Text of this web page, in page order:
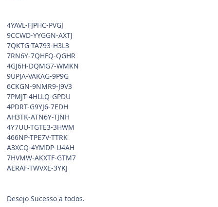
4YAVL-FJPHC-PVGJ
9CCWD-YYGGN-AXTJ
7QKTG-TA793-H3L3
7RN6Y-7QHFQ-QGHR
4GJ6H-DQMG7-WMKN
9UPJA-VAKAG-9P9G
6CKGN-9NMR9-J9V3
7PMJT-4HLLQ-GPDU
4PDRT-G9YJ6-7EDH
AH3TK-ATN6Y-TJNH
4Y7UU-TGTE3-3HWM
466NP-TPE7V-TTRK
A3XCQ-4YMDP-U4AH
7HVMW-AKXTF-GTM7
AERAF-TWVXE-3YKJ
Desejo Sucesso a todos.